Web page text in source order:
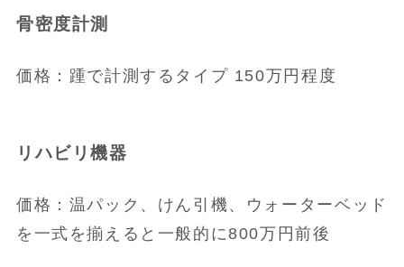
骨密度計測
価格：踵で計測するタイプ 150万円程度
リハビリ機器
価格：温パック、けん引機、ウォーターベッド
を一式を揃えると一般的に800万円前後